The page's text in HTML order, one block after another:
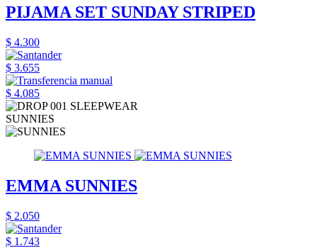
PIJAMA SET SUNDAY STRIPED
$ 4.300
$ 3.655
$ 4.085
SUNNIES
EMMA SUNNIES
$ 2.050
$ 1.743